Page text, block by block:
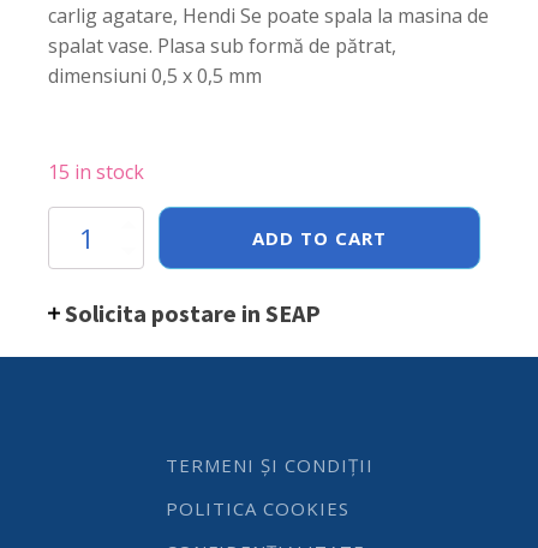
carlig agatare, Hendi Se poate spala la masina de
spalat vase. Plasa sub formă de pătrat,
dimensiuni 0,5 x 0,5 mm
15 in stock
pentru
zahar
410x(H)80
ADD TO CART
Solicita postare in SEAP
TERMENI ȘI CONDIȚII
POLITICA COOKIES